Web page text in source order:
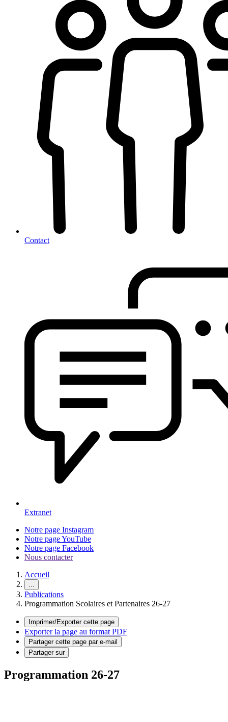
Contact
Extranet
Notre page Instagram
Notre page YouTube
Notre page Facebook
Nous contacter
Accueil
...
Publications
Programmation Scolaires et Partenaires 26-27
Imprimer/Exporter cette page
Exporter la page au format PDF
Partager cette page par e-mail
Partager sur
Programmation 26-27